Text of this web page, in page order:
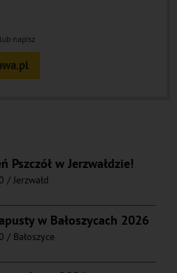
lub napisz
Pszczół w Jerzwałdzie!
/ Jerzwałd
w Bałoszycach 2026
/ Bałoszyce